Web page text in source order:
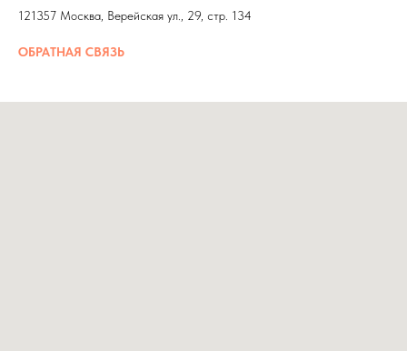
121357 Москва, Верейская ул., 29, стр. 134
ОБРАТНАЯ СВЯЗЬ